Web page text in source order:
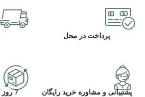
پرداخت در محل
پشتیبانی و مشاوره خرید رایگان 7 روز گارانتی بازگشت کالا